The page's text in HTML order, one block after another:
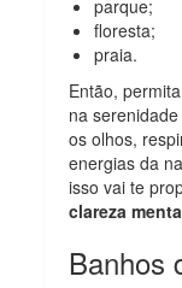
parque;
floresta;
praia.
Então,
na
os olhos,
energias da
isso vai te
clareza
Banhos